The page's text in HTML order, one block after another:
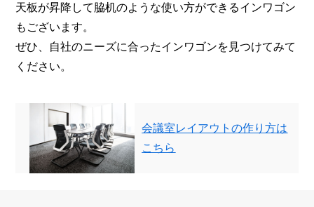
天板が昇降して脇机のような使い方ができるインワゴン
もございます。
ぜひ、自社のニーズに合ったインワゴンを見つけてみて
ください。
会議室レイアウトの作り方は
こちら